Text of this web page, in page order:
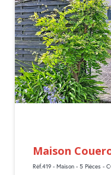
Maison
Réf.419 - Maison - 5 Pièces -